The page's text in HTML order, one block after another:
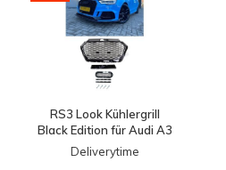
RS3 Look Kühlergrill
Black Edition für Audi A3
8V / S line / S3 - (B-
WARE)
Deliverytime